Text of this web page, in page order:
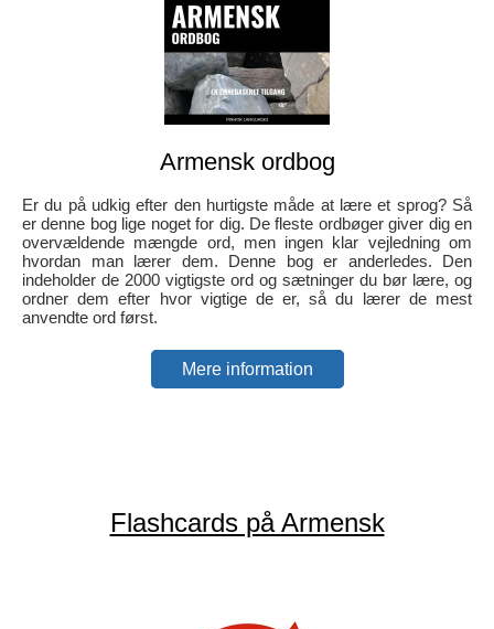
Armensk ordbog
Er du på udkig efter den hurtigste måde at lære et sprog? Så
er denne bog lige noget for dig. De fleste ordbøger giver dig en
overvældende mængde ord, men ingen klar vejledning om
hvordan man lærer dem. Denne bog er anderledes. Den
indeholder de 2000 vigtigste ord og sætninger du bør lære, og
ordner dem efter hvor vigtige de er, så du lærer de mest
anvendte ord først.
Mere information
Flashcards på Armensk